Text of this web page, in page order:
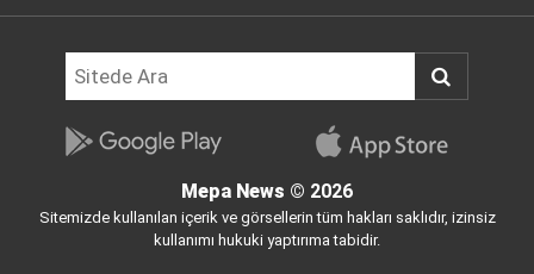
Mepa News © 2026
Sitemizde kullanılan içerik ve görsellerin tüm hakları saklıdır, izinsiz
kullanımı hukuki yaptırıma tabidir.